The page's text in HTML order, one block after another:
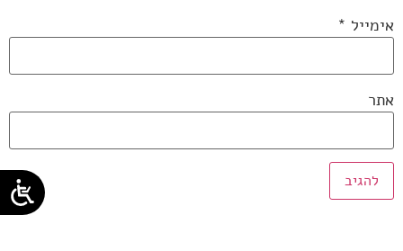
אימייל *
אתר